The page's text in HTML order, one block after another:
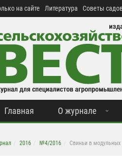
на сайте Литература Советы
Главная О журнале
2016 №4/2016 Свиньи в модульных